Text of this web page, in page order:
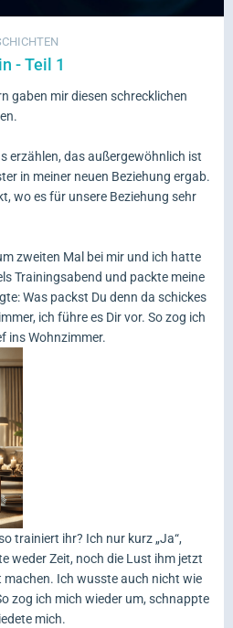
- Teil 1
gaben mir diesen schrecklichen
erzählen, das außergewöhnlich ist
in meiner neuen Beziehung ergab.
wo es für unsere Beziehung sehr
zweiten Mal bei mir und ich hatte
Trainingsabend und packte meine
Was packst Du denn da schickes
ich führe es Dir vor. So zog ich
ins Wohnzimmer.
trainiert ihr? Ich nur kurz „Ja“,
weder Zeit, noch die Lust ihm jetzt
Ich wusste auch nicht wie
zog ich mich wieder um, schnappte
mich.